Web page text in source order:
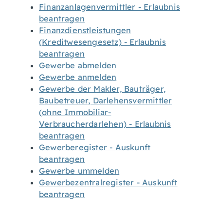
Finanzanlagenvermittler - Erlaubnis
beantragen
Finanzdienstleistungen
(Kreditwesengesetz) - Erlaubnis
beantragen
Gewerbe abmelden
Gewerbe anmelden
Gewerbe der Makler, Bauträger,
Baubetreuer, Darlehensvermittler
(ohne Immobiliar-
Verbraucherdarlehen) - Erlaubnis
beantragen
Gewerberegister - Auskunft
beantragen
Gewerbe ummelden
Gewerbezentralregister - Auskunft
beantragen